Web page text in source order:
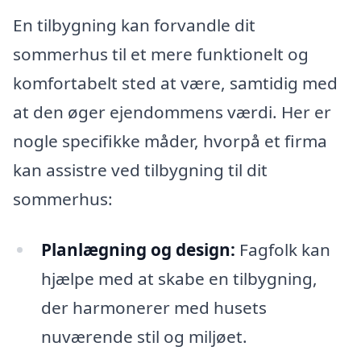
En tilbygning kan forvandle dit
sommerhus til et mere funktionelt og
komfortabelt sted at være, samtidig med
at den øger ejendommens værdi. Her er
nogle specifikke måder, hvorpå et firma
kan assistre ved tilbygning til dit
sommerhus:
Planlægning og design: Fagfolk kan
hjælpe med at skabe en tilbygning,
der harmonerer med husets
nuværende stil og miljøet.